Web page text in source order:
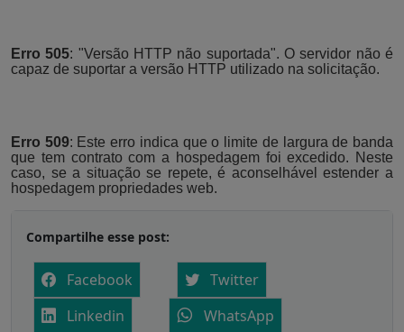
Erro 505: "Versão HTTP não suportada". O servidor não é
capaz de suportar a versão HTTP utilizado na solicitação.
Erro 509: Este erro indica que o limite de largura de banda
que tem contrato com a hospedagem foi excedido. Neste
caso, se a situação se repete, é aconselhável estender a
hospedagem propriedades web.
Compartilhe esse post:
Facebook
Twitter
Linkedin
WhatsApp